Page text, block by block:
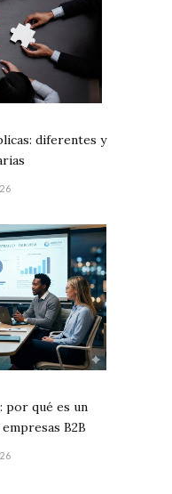
diferentes y
por qué es un
B2B